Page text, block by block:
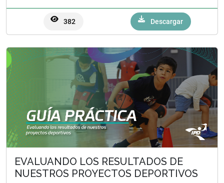
382 Descargar
EVALUANDO LOS RESULTADOS DE
NUESTROS PROYECTOS DEPORTIVOS